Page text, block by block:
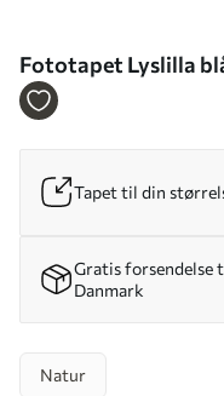
Fototapet Lyslilla
der hænger ned
Tapet til din
Gratis forsendelse
Danmark
Natur